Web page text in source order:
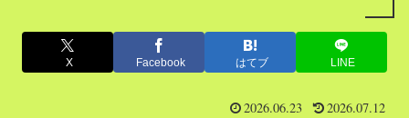
X Facebook はてブ LINE
2026.06.23 2026.07.12